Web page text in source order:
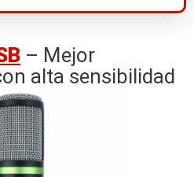
– Mejor
alta sensibilidad